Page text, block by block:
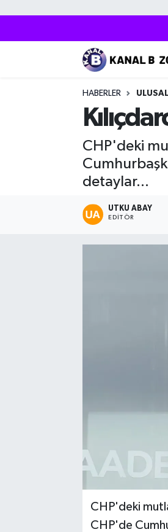
HABERLER ULUSAL
CHP'deki
detaylar...
UTKU ABAY
EDITÖR
CHP'deki
CHP'de
Zonguldak Nöbetçi
Zonguldak Trafik Yoğunluk
Puan Durumu ve Fikstür
Tüm Manşetler
Son Dakika Haberleri